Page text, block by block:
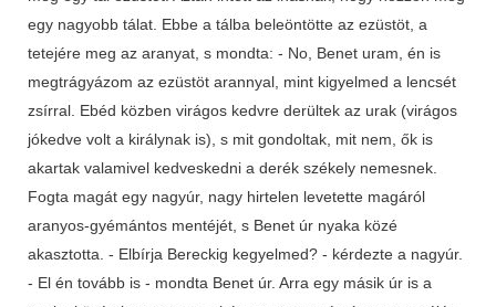
egy nagyobb tálat. Ebbe a tálba beleöntötte az ezüstöt, a
tetejére meg az aranyat, s mondta: - No, Benet uram, én is
megtrágyázom az ezüstöt arannyal, mint kigyelmed a lencsét
zsírral. Ebéd közben virágos kedvre derültek az urak (virágos
jókedve volt a királynak is), s mit gondoltak, mit nem, ők is
akartak valamivel kedveskedni a derék székely nemesnek.
Fogta magát egy nagyúr, nagy hirtelen levetette magáról
aranyos-gyémántos mentéjét, s Benet úr nyaka közé
akasztotta. - Elbírja Bereckig kegyelmed? - kérdezte a nagyúr.
- El én tovább is - mondta Benet úr. Arra egy másik úr is a